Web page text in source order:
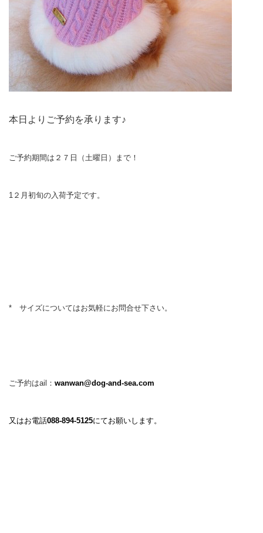
本日よりご予約を承ります♪
ご予約期間は２７日（土曜日）まで！
1２月初旬の入荷予定です。
* サイズについてはお気軽にお問合せ下さい。
ご予約はail： wanwan@dog-and-sea.com
又はお電話088-894-5125にてお願いします。